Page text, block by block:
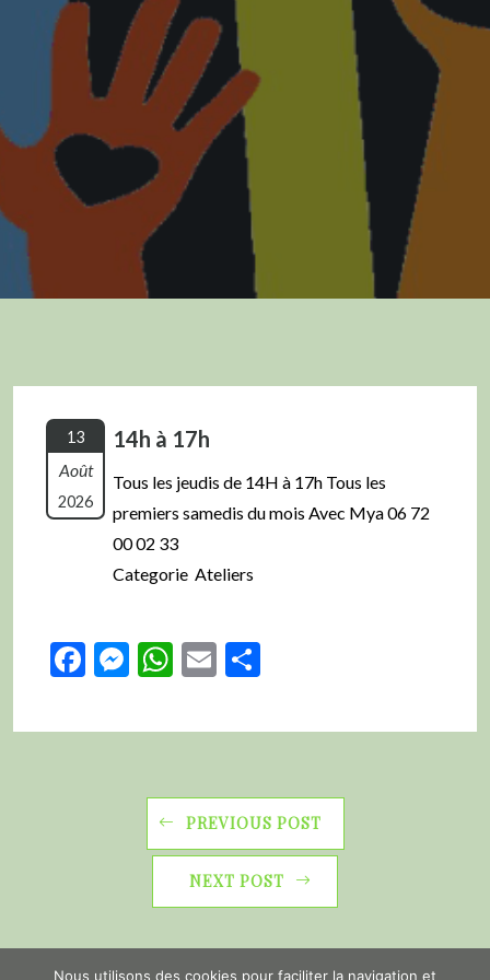
13
Août
2026
14h à 17h
Tous les jeudis de 14H à 17h Tous les
premiers samedis du mois Avec Mya 06 72
00 02 33
Categorie Ateliers
Facebook
Messenger
WhatsApp
Email
PREVIOUS POST
NEXT POST
Nous utilisons des cookies pour faciliter la navigation et